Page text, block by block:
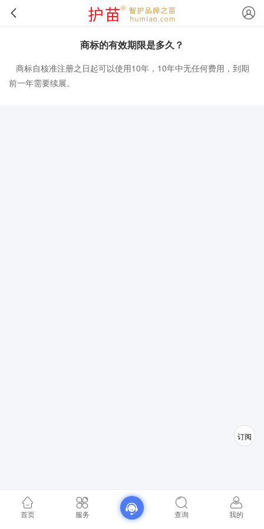
商标的有效期限是多久？
商标自核准注册之日起可以使用10年，10年中无任何费用，到期
前一年需要续展。
首页 服务 查询 我的
订阅